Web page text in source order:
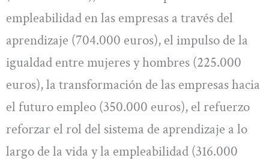
empleabilidad en las empresas a través del
aprendizaje (704.000 euros), el impulso de la
igualdad entre mujeres y hombres (225.000
euros), la transformación de las empresas hacia
el futuro empleo (350.000 euros), el refuerzo
reforzar el rol del sistema de aprendizaje a lo
largo de la vida y la empleabilidad (316.000